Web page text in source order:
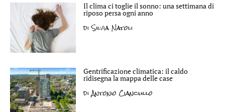
Il clima ci toglie il sonno: una settimana di
riposo persa ogni anno
diSilvia Natoli
Gentrificazione climatica: il caldo
ridisegna la mappa delle case
diAntonio Cianciullo